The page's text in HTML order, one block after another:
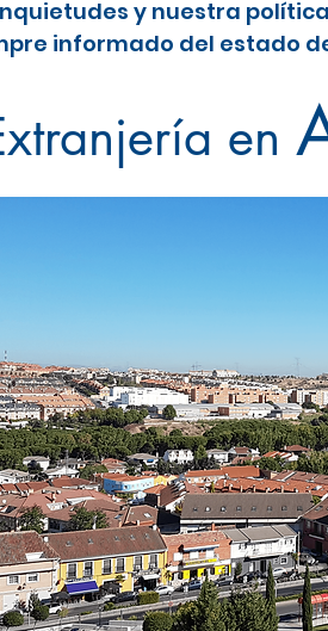
y nuestra
informado del estado
en